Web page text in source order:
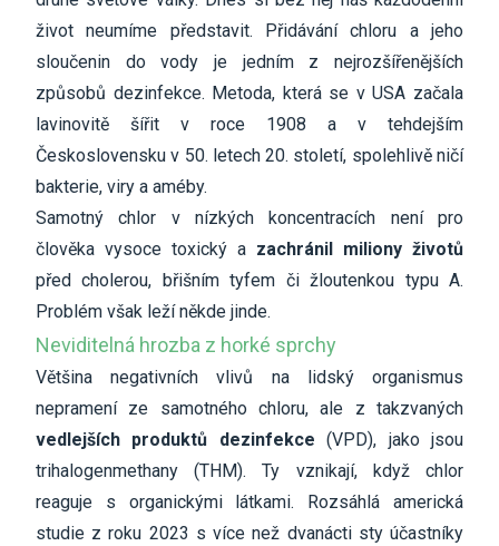
život neumíme představit. Přidávání chloru a jeho
sloučenin do vody je jedním z nejrozšířenějších
způsobů dezinfekce. Metoda, která se v USA začala
lavinovitě šířit v roce 1908 a v tehdejším
Československu v 50. letech 20. století, spolehlivě ničí
bakterie, viry a améby.
Samotný chlor v nízkých koncentracích není pro
člověka vysoce toxický a zachránil miliony životů
před cholerou, břišním tyfem či žloutenkou typu A.
Problém však leží někde jinde.
Neviditelná hrozba z horké sprchy
Většina negativních vlivů na lidský organismus
nepramení ze samotného chloru, ale z takzvaných
vedlejších produktů dezinfekce (VPD), jako jsou
trihalogenmethany (THM). Ty vznikají, když chlor
reaguje s organickými látkami. Rozsáhlá americká
studie z roku 2023 s více než dvanácti sty účastníky